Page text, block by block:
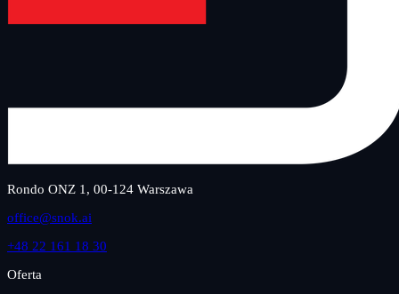
Rondo ONZ 1, 00-124 Warszawa
office@snok.ai
+48 22 161 18 30
Oferta